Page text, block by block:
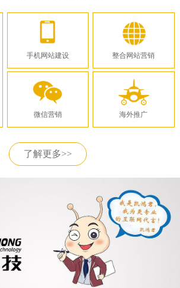
手机网站建设
微信营销
整合网站营销
海外推广
了解更多>>